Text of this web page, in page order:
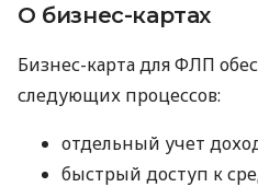
О бизнес-картах
Бизнес-карта для ФЛП
следующих процессов:
отдельный учет
быстрый доступ к